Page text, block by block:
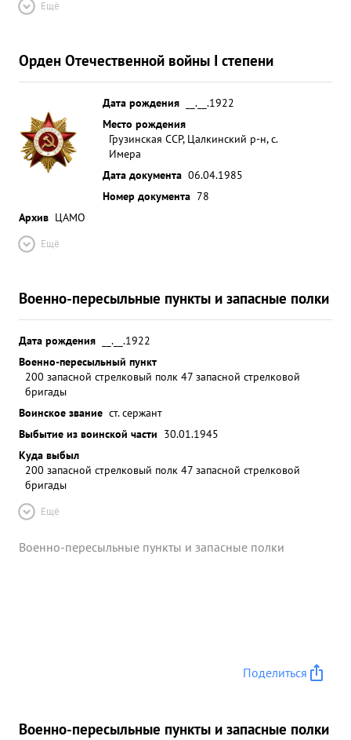
Ещё
Орден Отечественной войны I степени
Дата рождения
__.__.1922
Место рождения
Грузинская ССР, Цалкинский р-н, с.
Имера
Дата документа 06.04.1985
Номер документа 78
Архив ЦАМО
Ещё
Военно-пересыльные пункты и запасные полки
Дата рождения
__.__.1922
Военно-пересыльный пункт
200 запасной стрелковый полк 47 запасной стрелковой
бригады
Воинское звание ст. сержант
Выбытие из воинской части 30.01.1945
Куда выбыл
200 запасной стрелковый полк 47 запасной стрелковой
бригады
Ещё
Военно-пересыльные пункты и запасные полки
Поделиться
Военно-пересыльные пункты и запасные полки